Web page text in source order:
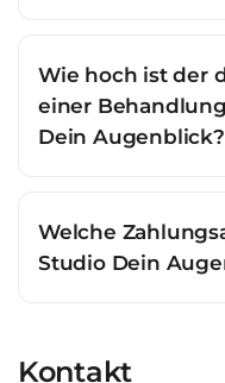
Wie hoch ist der
einer
Dein Augenblick?
Welche
Studio Dein
Kontakt